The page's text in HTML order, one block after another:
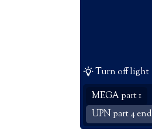
Turn off light
MEGA part 1
UPN part 4 end